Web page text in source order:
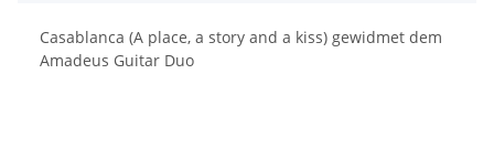
Casablanca (A place, a story and a kiss) gewidmet dem
Amadeus Guitar Duo